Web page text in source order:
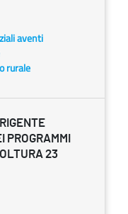
aventi
rurale
23